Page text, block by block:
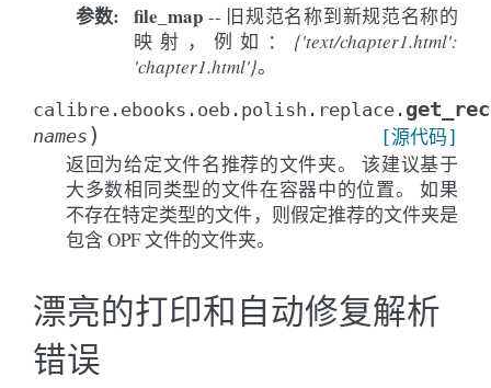
参数: file_map -- 旧规范名称到新规范名称的
映射，例如： {'text/chapter1.html':
'chapter1.html'}。
calibre.ebooks.oeb.polish.replace.
names ) [源代码]
返回为给定文件名推荐的文件夹。 该建议基于
大多数相同类型的文件在容器中的位置。 如果
不存在特定类型的文件，则假定推荐的文件夹是
包含 OPF 文件的文件夹。
漂亮的打印和自动修复解析
错误